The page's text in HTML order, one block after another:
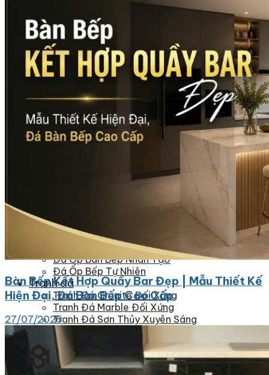
Đá Thạch Anh
Đá Nhân Tạo
Đá Lát Nền
Đá Cầu Thang
Đá Bàn Bếp
Đá Bàn Bếp Cao Cấp
Đá Ốp Cột
Đá Ốp Mộ
Đá Ốp Thang Máy
Đá Ốp Bàn Bếp Nhân Tạo
Đá Ốp Bếp Tự Nhiên
Tranh đá
Tranh Đá Granite Đối Xứng
Tranh Đá Marble Đối Xứng
Tranh Đá Sơn Thủy Xuyên Sáng
Tranh Đá Thạch Anh Đối Xứng
Tranh Đá Xuyên Sáng Onyx
Vách Tivi ỐP Đá Cao Cấp
Đá Nhân Tạo
Bàn Bếp Kết Hợp Quầy Bar Đẹp | Mẫu Thiết Kế
Hiện Đại, Đá Bàn Bếp Cao Cấp
27/07/2026